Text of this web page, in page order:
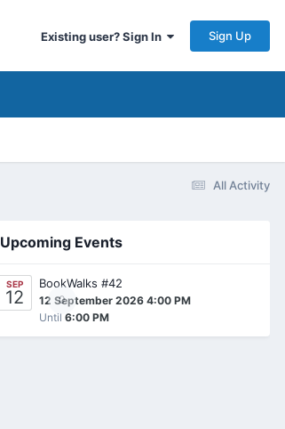
Existing user? Sign In Sign Up
All Activity
Upcoming Events
SEP
12 0
BookWalks #42
12 September 2026 4:00 PM
Until 6:00 PM